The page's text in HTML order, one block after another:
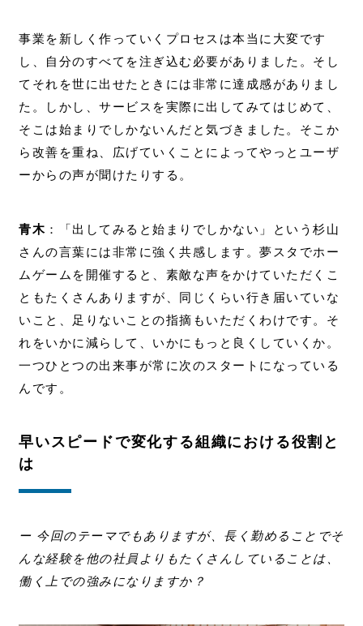
事業を新しく作っていくプロセスは本当に大変です
し、自分のすべてを注ぎ込む必要がありました。そし
てそれを世に出せたときには非常に達成感がありまし
た。しかし、サービスを実際に出してみてはじめて、
そこは始まりでしかないんだと気づきました。そこか
ら改善を重ね、広げていくことによってやっとユーザ
ーからの声が聞けたりする。
青木 ：「出してみると始まりでしかない」という杉山
さんの言葉には非常に強く共感します。夢スタでホー
ムゲームを開催すると、素敵な声をかけていただくこ
ともたくさんありますが、同じくらい行き届いていな
いこと、足りないことの指摘もいただくわけです。そ
れをいかに減らして、いかにもっと良くしていくか。
一つひとつの出来事が常に次のスタートになっている
んです。
早いスピードで変化する組織における役割と
は
ー 今回のテーマでもありますが、長く勤めることでそ
んな経験を他の社員よりもたくさんしていることは、
働く上での強みになりますか？